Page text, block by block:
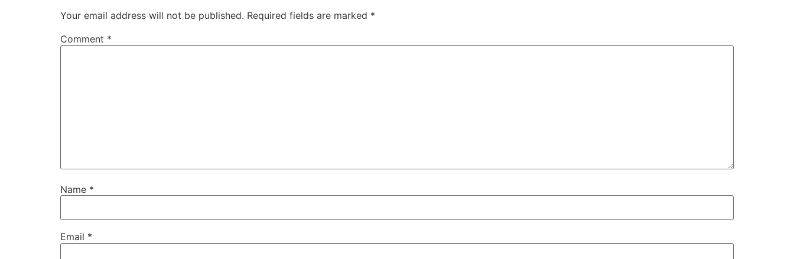
Your email address will not be published. Required fields are marked *
Comment *
Name *
Email *